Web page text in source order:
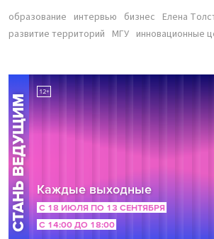
образование интервью бизнес Елена
развитие территорий МГУ инновационные